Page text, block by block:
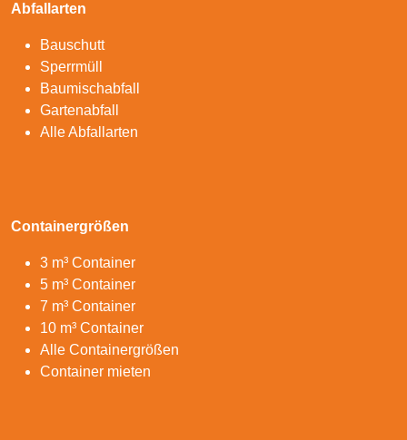
Abfallarten
Bauschutt
Sperrmüll
Baumischabfall
Gartenabfall
Alle Abfallarten
Containergrößen
3 m³ Container
5 m³ Container
7 m³ Container
10 m³ Container
Alle Containergrößen
Container mieten